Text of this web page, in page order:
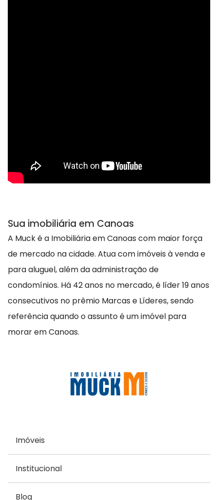
Sua imobiliária em Canoas
A Muck é a Imobiliária em Canoas com maior força
de mercado na cidade. Atua com imóveis à venda e
para aluguel, além da administração de
condomínios. Há 42 anos no mercado, é líder 19 anos
consecutivos no prêmio Marcas e Líderes, sendo
referência quando o assunto é um imóvel para
morar em Canoas.
Imóveis
Institucional
Blog